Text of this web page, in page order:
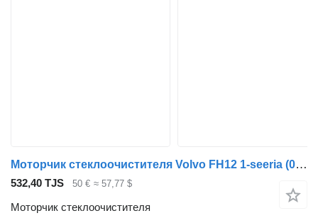
Моторчик стеклоочистителя Volvo FH12 1-seeria (01.93-12.02) 404.343 для тягача Volvo FH12, FH16, NH12, FH, VNL780 (1993-2014)
532,40 TJS 50 € ≈ 57,77 $
Моторчик стеклоочистителя